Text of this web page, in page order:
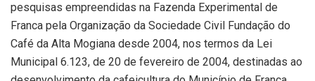
pesquisas empreendidas na Fazenda Experimental de
Franca pela Organização da Sociedade Civil Fundação do
Café da Alta Mogiana desde 2004, nos termos da Lei
Municipal 6.123, de 20 de fevereiro de 2004, destinadas ao